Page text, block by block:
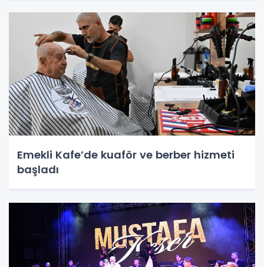
Emekli Kafe’de kuaför ve berber hizmeti
başladı